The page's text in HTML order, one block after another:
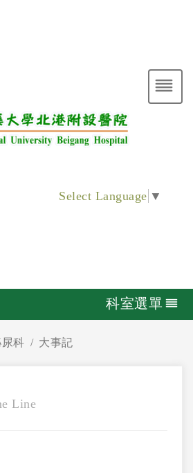
Select Language ▼
科室選單
科 大事記
Line